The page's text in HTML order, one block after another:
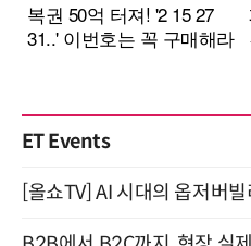
ET Events